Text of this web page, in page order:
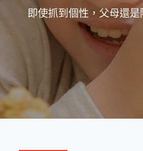
即使抓到個性，父母還